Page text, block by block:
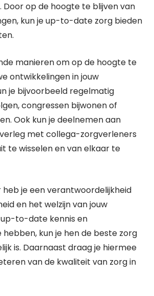
op de hoogte te blijven van
kun je up-to-date zorg bieden
manieren om op de hoogte te
ontwikkelingen in jouw
je bijvoorbeeld regelmatig
congressen bijwonen of
Ook kun je deelnemen aan
met collega-zorgverleners
te wisselen en van elkaar te
je een verantwoordelijkheid
en het welzijn van jouw
to-date kennis en
kun je hen de beste zorg
is. Daarnaast draag je hiermee
van de kwaliteit van zorg in